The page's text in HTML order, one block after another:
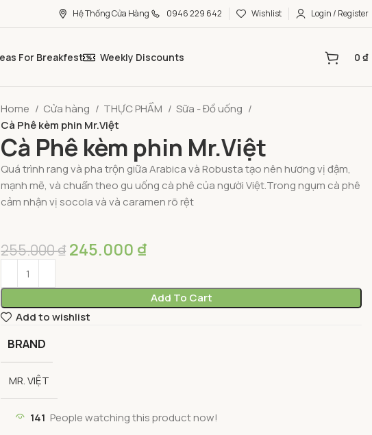
Hệ Thống Cửa Hàng 0946 229 642 Wishlist Login / Register
For Breakfest Weekly Discounts 0 ₫
Home Cửa hàng THỰC PHẨM
Sữa - Đồ uống
Cà Phê kèm phin Mr.Việt
Cà Phê kèm phin Mr.Việt
Quá trình rang và pha trộn giữa Arabica và Robusta tạo nên hương vị đậm,
mạnh mẽ, và chuẩn theo gu uống cà phê của người Việt.Trong ngụm cà phê
cảm nhận vị socola và và caramen rõ rệt
255.000₫ 245.000 ₫
Add To Cart
Add to wishlist
BRAND
MR. VIỆT
141 People watching this product now!